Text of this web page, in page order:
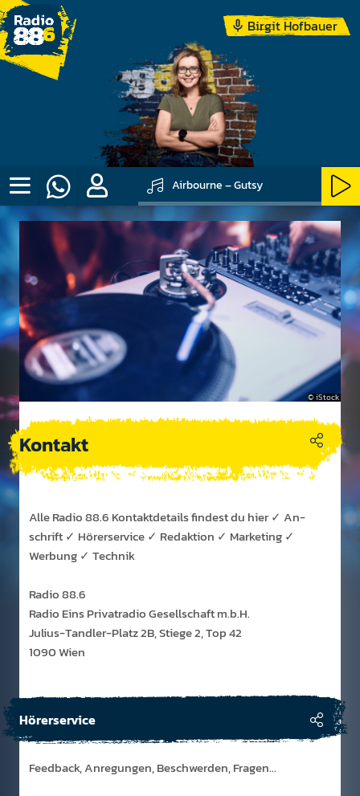
Birgit Hofbauer
Airbourne – Gutsy
iStock
Kontakt
Alle Radio 88.6 Kontakt­details findest du hier ✓ An­
schrift ✓ Hörer­service ✓ Red­aktion ✓ Marke­ting ✓
Werbung ✓ Technik
Radio 88.6
Radio Eins Privatradio Gesellschaft m.b.H.
Julius-Tandler-Platz 2B, Stiege 2, Top 42
1090 Wien
Hörerservice
Feedback, Anregungen, Beschwerden, Fragen...